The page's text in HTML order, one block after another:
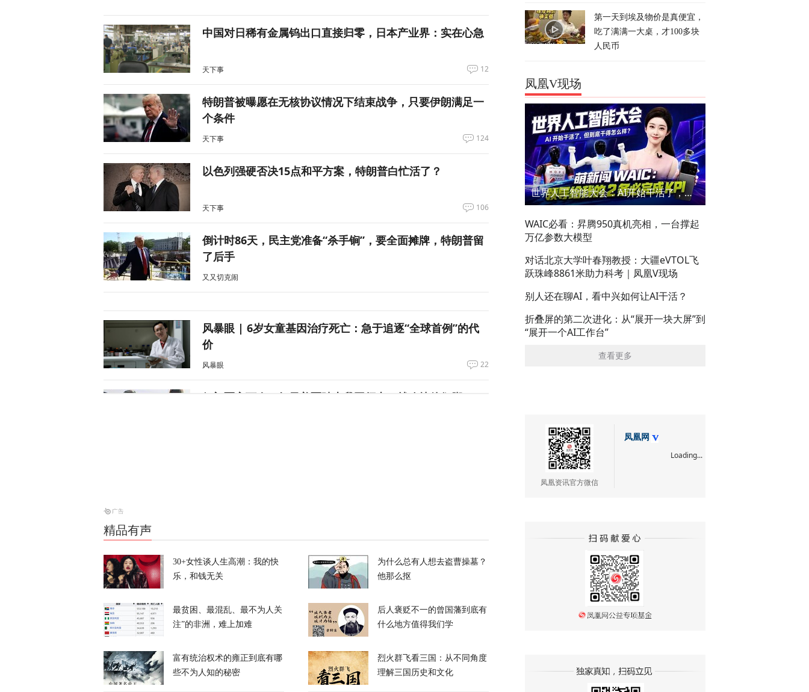
中国对日稀有金属钨出口直接归零，日本产业界：实在心急
天下事 12
特朗普被曝愿在无核协议情况下结束战争，只要伊朗满足一
个条件
天下事 124
以色列强硬否决15点和平方案，特朗普白忙活了？
天下事 106
倒计时86天，民主党准备“杀手锏”，要全面摊牌，特朗普留
了后手
又又切克闹
风暴眼 | 6岁女童基因治疗死亡：急于追逐“全球首例”的代
价
风暴眼 22
伊朗军官下令：如果美军踏上我国领土，就砍掉他们脚！
天下事
泽连斯基首次来访，武契奇当面点赞乌克兰无人机
精品有声
30+女性谈人生高潮：我的快
乐，和钱无关
为什么总有人想去盗曹操墓？
他那么抠
最贫困、最混乱、最不为人关
注”的非洲，难上加难
后人褒贬不一的曾国藩到底有
什么地方值得我们学
富有统治权术的雍正到底有哪
些不为人知的秘密
烈火群飞看三国：从不同角度
理解三国历史和文化
第一天到埃及物价是真便宜，
吃了满满一大桌，才100多块
人民币
凤凰V现场
世界人工智能大会：AI开始干活了，但到底干的怎么样？萌新闯WAIC
WAIC必看：昇腾950真机亮相，一台撑起
万亿参数大模型
对话北京大学叶春翔教授：大疆eVTOL飞
跃珠峰8861米助力科考｜凤凰V现场
别人还在聊AI，看中兴如何让AI干活？
折叠屏的第二次进化：从“展开一块大屏”到
“展开一个AI工作台”
查看更多
凤凰资讯官方微信
凤凰网
Loading...